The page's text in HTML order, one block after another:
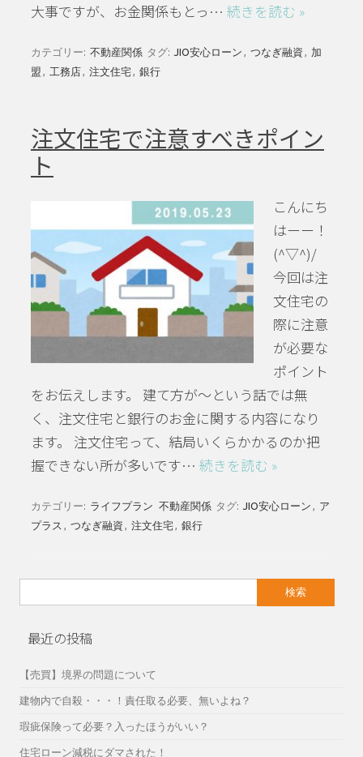
大事ですが、お金関係もとっ… 続きを読む »
カテゴリー: 不動産関係 タグ: JIO安心ローン , つなぎ融資 , 加
盟 , 工務店, 注文住宅, 銀行
注文住宅で注意すべきポイン
ト
こんにち
はーー！
(^▽^)/
今回は注
文住宅の
際に注意
が必要な
ポイント
をお伝えします。 建て方が～という話では無
く、注文住宅と銀行のお金に関する内容になり
ます。 注文住宅って、結局いくらかかるのか把
握できない所が多いです… 続きを読む »
カテゴリー: ライフプラン 不動産関係 タグ: JIO安心ローン , ア
プラス , つなぎ融資 , 注文住宅, 銀行
索:
最近の投稿
【売買】境界の問題について
建物内で自殺・・・！責任取る必要、無いよね？
瑕疵保険って必要？入ったほうがいい？
住宅ローン減税にダマされた！